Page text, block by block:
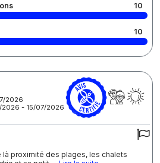
10
10
2026
2026 - 15/07/2026
là proximité des plages, les chalets